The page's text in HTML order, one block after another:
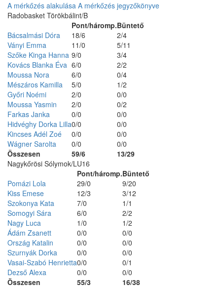
A mérkőzés alakulása A mérkőzés jegyzőkönyve
Radobasket Törökbálint/B
Pont/háromp.Büntető
Összesen 59/6 13/29
Bácsalmási Dóra 18/6
2/4
Ványi Emma
11/0
5/11
Szőke Kinga Hanna 9/0
3/4
Kovács Blanka Éva 6/0
2/2
Moussa Nora
6/0
0/4
Mészáros Kamilla
5/0
1/2
Győri Noémi
2/0
0/0
Moussa Yasmin
2/0
0/2
Farkas Janka
0/0
0/0
Hidvéghy Dorka Lilla0/0
0/0
Kincses Adél Zoé
0/0
0/0
Wágner Sarolta
0/0
0/0
Nagykőrösi Sólymok/LU16
Pont/háromp.Büntető
Összesen 55/3 16/38
Pomázi Lola 29/0
9/20
Kiss Emese
12/3
3/12
Szokonya Kata
7/0
1/1
Somogyi Sára
6/0
2/2
Nagy Luca
1/0
1/2
Ádám Zsanett
0/0
0/0
Ország Katalin
0/0
0/0
Szurnyák Dorka
0/0
0/0
Vasai-Szabó Henrietta0/0
0/1
Dezső Alexa
0/0 0/0